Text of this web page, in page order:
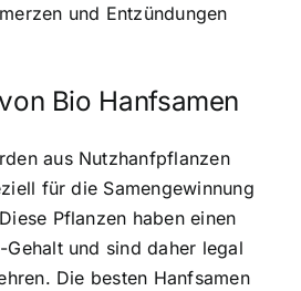
und Entzündungen
Bio Hanfsamen
aus Nutzhanfpflanzen
für die Samengewinnung
Pflanzen haben einen
Gehalt und sind daher legal
Die besten Hanfsamen